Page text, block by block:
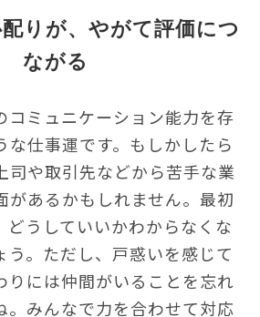
りが、やがて評価につ
ながる
コミュニケーション能力を存
な仕事運です。もしかしたら
司や取引先などから苦手な業
があるかもしれません。最初
どうしていいかわからなくな
う。ただし、戸惑いを感じて
りには仲間がいることを忘れ
。みんなで力を合わせて対応